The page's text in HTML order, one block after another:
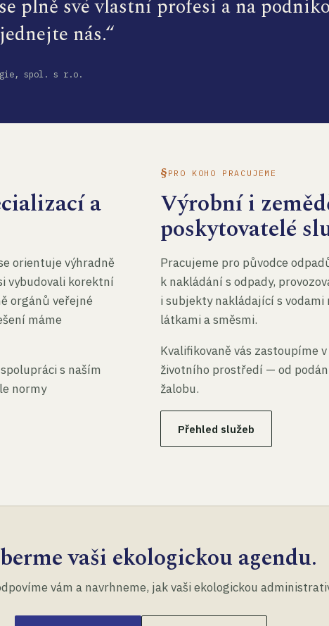
plně své vlastní profesi a na
nás.“
spol. s r.o.
a
orientuje výhradně
vybudovali korektní
orgánů veřejné
máme
s naším
normy
PRO KOHO PRACUJEME
Výrobní i
poskytovatelé
Pracujeme pro původce
k nakládání s odpady,
i subjekty nakládající s vodami
látkami a směsmi.
Kvalifikovaně vás zastoupíme
životního prostředí — od
žalobu.
Přehled služeb
vaši ekologickou agendu.
vám a navrhneme, jak vaši ekologickou